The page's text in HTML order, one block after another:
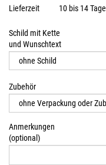
Lieferzeit 10 bis 14 Tage
Schild mit Kette
und Wunschtext
Zubehör
Anmerkungen
(optional)